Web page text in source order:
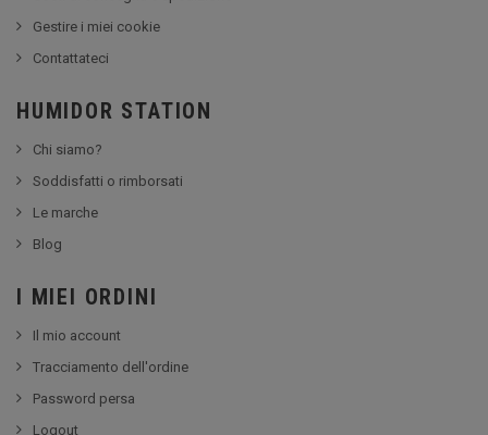
Gestire i miei cookie
Contattateci
HUMIDOR STATION
Chi siamo?
Soddisfatti o rimborsati
Le marche
Blog
I MIEI ORDINI
Il mio account
Tracciamento dell'ordine
Password persa
Logout